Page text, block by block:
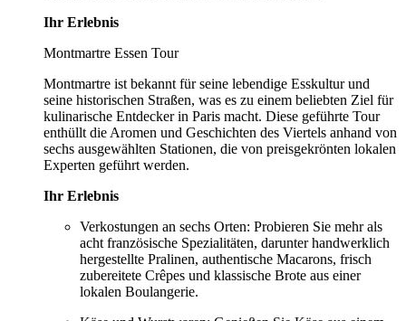
Ihr Erlebnis
Montmartre Essen Tour
Montmartre ist bekannt für seine lebendige Esskultur und
seine historischen Straßen, was es zu einem beliebten Ziel für
kulinarische Entdecker in Paris macht. Diese geführte Tour
enthüllt die Aromen und Geschichten des Viertels anhand von
sechs ausgewählten Stationen, die von preisgekrönten lokalen
Experten geführt werden.
Ihr Erlebnis
Verkostungen an sechs Orten: Probieren Sie mehr als
acht französische Spezialitäten, darunter handwerklich
hergestellte Pralinen, authentische Macarons, frisch
zubereitete Crêpes und klassische Brote aus einer
lokalen Boulangerie.